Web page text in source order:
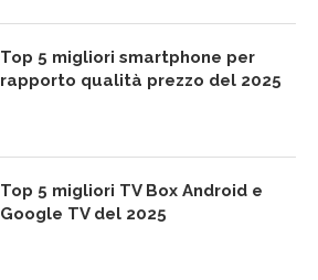
Top 5 migliori smartphone per
rapporto qualità prezzo del 2025
Top 5 migliori TV Box Android e
Google TV del 2025